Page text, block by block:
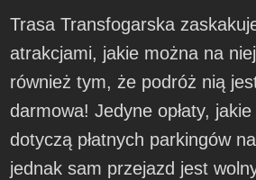
Trasa Transfogarska
atrakcjami, jakie można na
również tym, że podróż nią
darmowa! Jedyne opłaty,
dotyczą płatnych parkingów
jednak sam przejazd jest